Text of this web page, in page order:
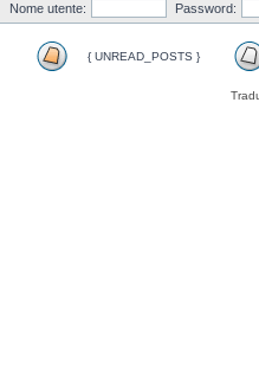
Nome utente: Password:
{ UNREAD_POSTS }